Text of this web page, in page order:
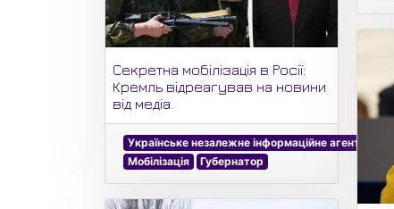
Секретна мобілізація в Росії:
Кремль відреагував на новини
від медіа.
Українське незалежне інформаційне агентство
Мобілізація
Губернатор